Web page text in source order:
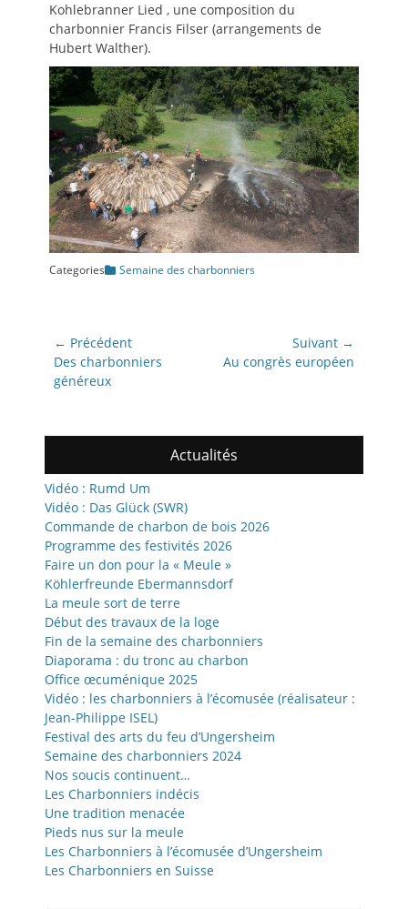
Kohlebranner Lied , une composition du
charbonnier Francis Filser (arrangements de
Hubert Walther).
Categories Semaine des charbonniers
Navigation
de
l’article
← Précédent
Article
précédent:
Des charbonniers
généreux
Suivant →
Article
Au congrès européen
Actualités
Vidéo : Rumd Um
Vidéo : Das Glück (SWR)
Commande de charbon de bois 2026
Programme des festivités 2026
Faire un don pour la « Meule »
Köhlerfreunde Ebermannsdorf
La meule sort de terre
Début des travaux de la loge
Fin de la semaine des charbonniers
Diaporama : du tronc au charbon
Office œcuménique 2025
Vidéo : les charbonniers à l’écomusée (réalisateur :
Jean-Philippe ISEL)
Festival des arts du feu d’Ungersheim
Semaine des charbonniers 2024
Nos soucis continuent…
Les Charbonniers indécis
Une tradition menacée
Pieds nus sur la meule
Les Charbonniers à l’écomusée d’Ungersheim
Les Charbonniers en Suisse